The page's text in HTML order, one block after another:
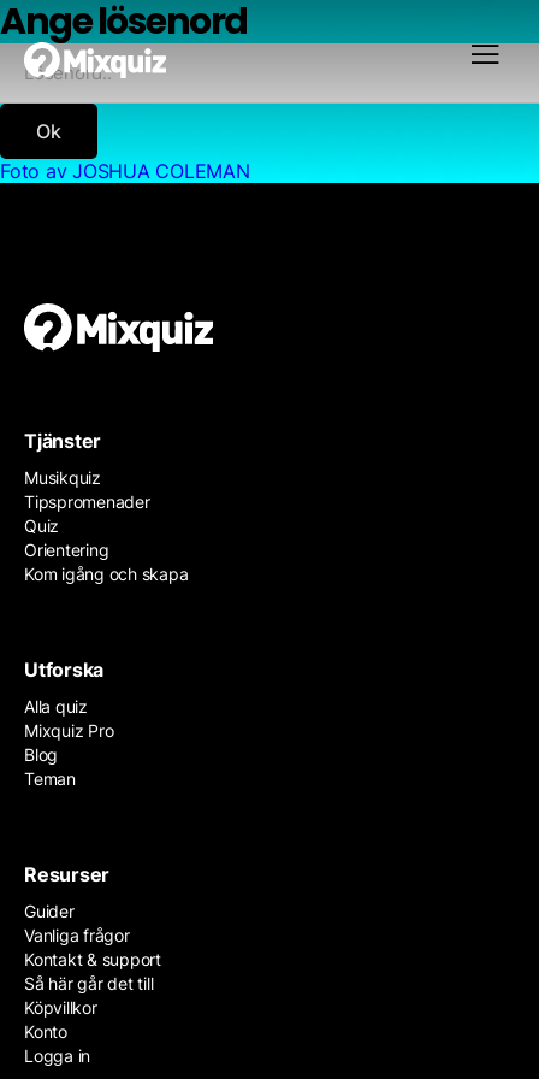
Ange lösenord
Ok
Foto av JOSHUA COLEMAN
Tjänster
Musikquiz
Tipspromenader
Quiz
Orientering
Kom igång och skapa
Utforska
Alla quiz
Mixquiz Pro
Blog
Teman
Resurser
Guider
Vanliga frågor
Kontakt & support
Så här går det till
Köpvillkor
Konto
Logga in